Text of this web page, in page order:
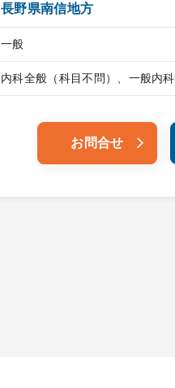
長野県南信地方
一般
内科全般（科目不問）、一般内科
お問合せ